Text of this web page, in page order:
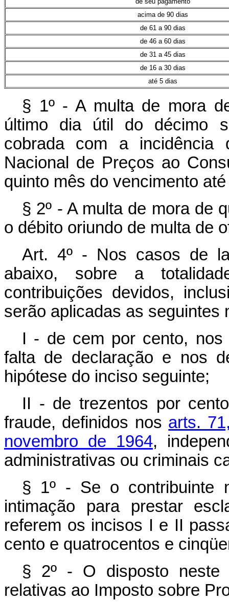
acima de 90 dias
de 61 a 90 dias
de 46 a 60 dias
de 31 a 45 dias
de 16 a 30 dias
até 5 dias
§ 1º - A multa de mora
último dia útil do décimo
cobrada com a incidência
Nacional de Preços ao
quinto mês do vencimento
§ 2º - A multa de mora de
o débito oriundo de multa de
Art. 4º - Nos casos de
abaixo, sobre a
contribuições devidos,
serão aplicadas as seguintes
I - de cem por cento, nos
falta de declaração e nos
hipótese do inciso seguinte;
II - de trezentos por
fraude, definidos nos arts.
novembro de 1964,
administrativas ou criminais
§ 1º - Se o contribuinte
intimação para prestar
referem os incisos I e II
cento e quatrocentos e
§ 2º - O disposto neste
relativas ao Imposto sobre